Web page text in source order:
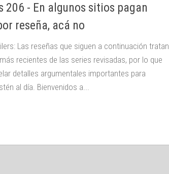
206 - En algunos sitios pagan
reseña, acá no
Las reseñas que siguen a continuación tratan
recientes de las series revisadas, por lo que
detalles argumentales importantes para
al día. Bienvenidos a...